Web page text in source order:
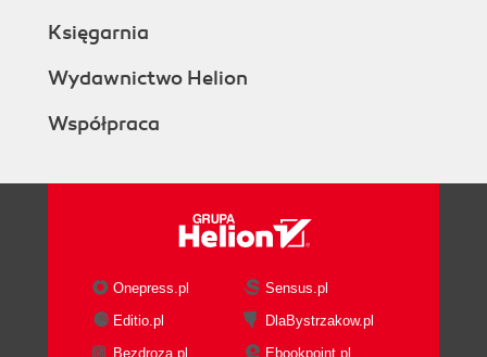
Księgarnia
Wydawnictwo Helion
Współpraca
Onepress.pl
Sensus.pl
Editio.pl
DlaBystrzakow.pl
Bezdroza.pl
Ebookpoint.pl